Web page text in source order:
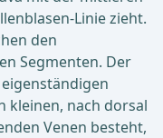
Linie zieht.
den
Segmenten. Der
kleinen, nach dorsal
Venen besteht,